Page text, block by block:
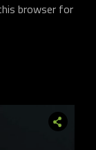
browser for